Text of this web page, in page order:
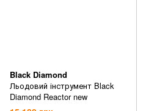
Black Diamond
Льодовий інструмент Black
Diamond Reactor new